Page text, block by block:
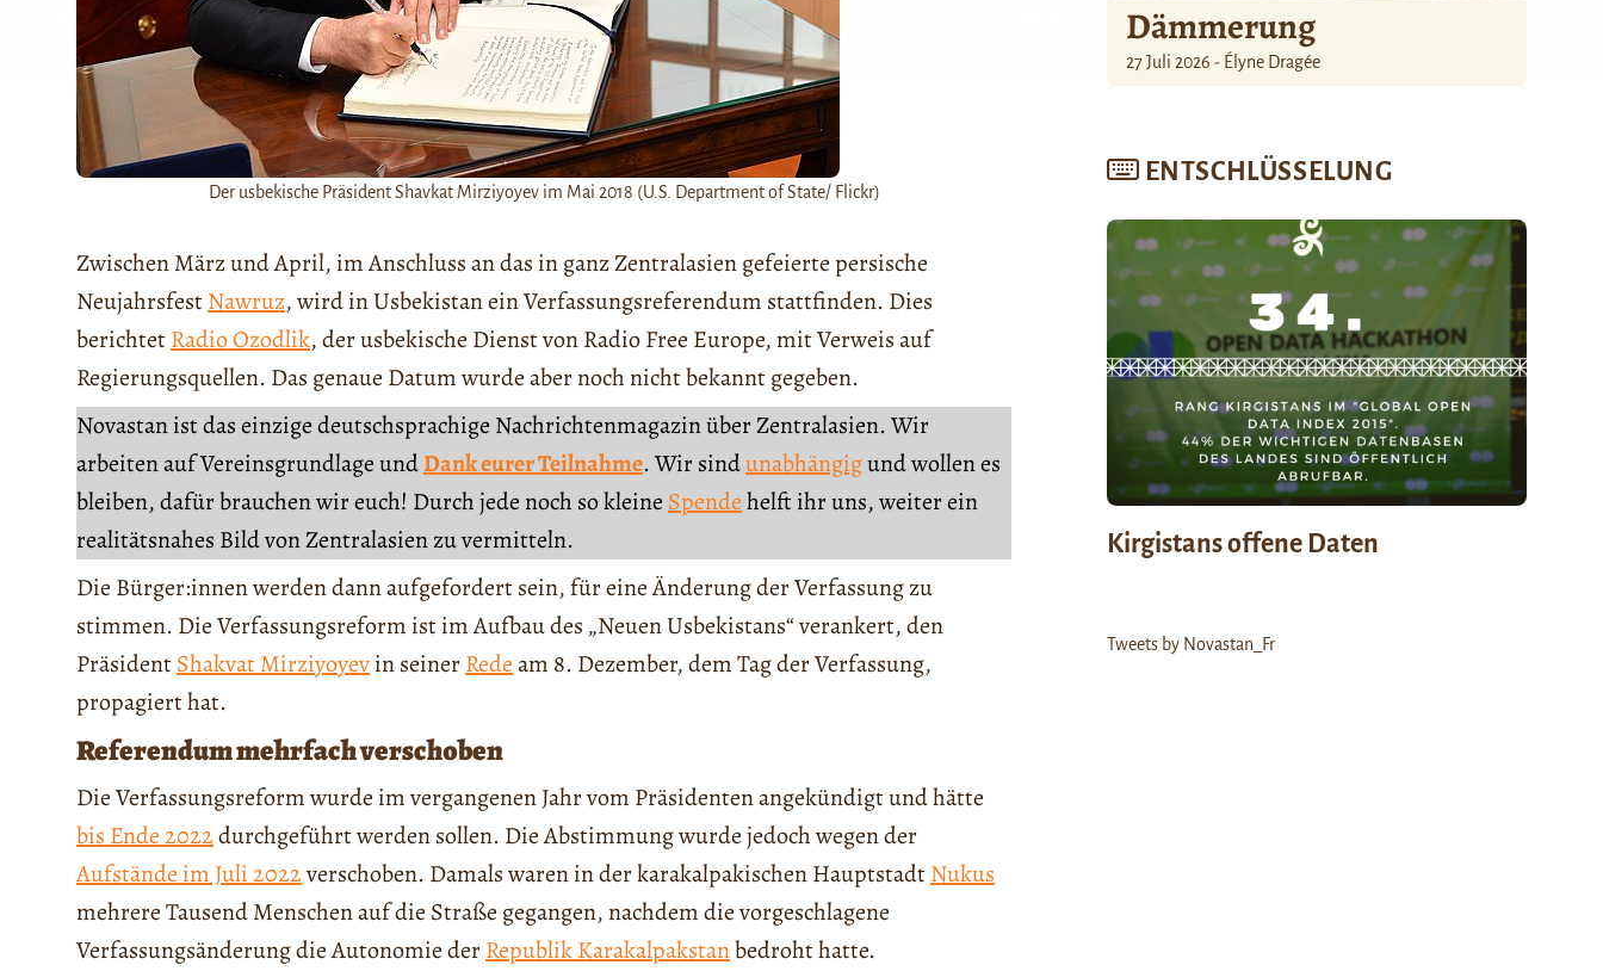
Der usbekische Präsident Shavkat Mirziyoyev im Mai 2018 (U.S. Department of State/ Flickr)
Zwischen März und April, im Anschluss an das in ganz Zentralasien gefeierte persische
NeujahrsfestNawruz, wird in Usbekistan ein Verfassungsreferendum stattfinden. Dies
berichtetRadio Ozodlik, der usbekische Dienst von Radio Free Europe, mit Verweis auf
Regierungsquellen. Das genaue Datum wurde aber noch nicht bekannt gegeben.
Novastan ist das einzige deutschsprachige Nachrichtenmagazin über Zentralasien. Wir
arbeiten auf Vereinsgrundlage undDank eurer Teilnahme. Wir sindunabhängigund wollen es
bleiben, dafür brauchen wir euch! Durch jede noch so kleine Spendehelft ihr uns, weiter ein
realitätsnahes Bild von Zentralasien zu vermitteln.
Die Bürger:innen werden dann aufgefordert sein, für eine Änderung der Verfassung zu
stimmen. Die Verfassungsreform ist im Aufbau des „Neuen Usbekistans“ verankert, den
PräsidentShakvat Mirziyoyevin seinerRedeam 8. Dezember, dem Tag der Verfassung,
propagiert hat.
Referendum mehrfach verschoben
Die Verfassungsreform wurde im vergangenen Jahr vom Präsidenten angekündigt und hätte
bis Ende 2022durchgeführt werden sollen. Die Abstimmung wurde jedoch wegen der
Aufstände im Juli 2022verschoben. Damals waren in der karakalpakischen HauptstadtNukus
mehrere Tausend Menschen auf die Straße gegangen, nachdem die vorgeschlagene
Verfassungsänderung die Autonomie derRepublik Karakalpakstanbedroht hatte.
Dämmerung
27 Juli 2026 - Élyne Dragée
ENTSCHLÜSSELUNG
Kirgistans offene Daten
Tweets by Novastan_Fr